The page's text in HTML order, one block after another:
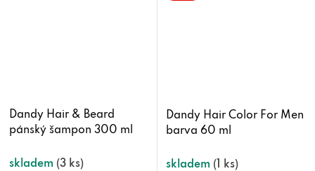
Dandy Hair & Beard
pánský šampon 300 ml
skladem (3 ks)
Dandy Hair Color For Men
barva 60 ml
skladem (1 ks)